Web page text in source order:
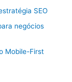
SEO
negócios
Mobile-First